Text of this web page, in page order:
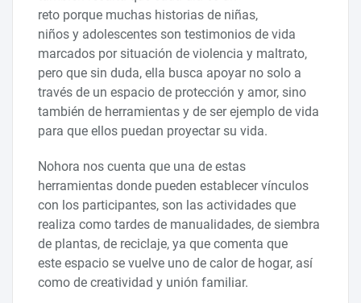
reto porque muchas historias de niñas,
niños y adolescentes son testimonios de vida
marcados por situación de violencia y maltrato,
pero que sin duda, ella busca apoyar no solo a
través de un espacio de protección y amor, sino
también de herramientas y de ser ejemplo de vida
para que ellos puedan proyectar su vida.
Nohora nos cuenta que una de estas
herramientas donde pueden establecer vínculos
con los participantes, son las actividades que
realiza como tardes de manualidades, de siembra
de plantas, de reciclaje, ya que comenta que
este espacio se vuelve uno de calor de hogar, así
como de creatividad y unión familiar.